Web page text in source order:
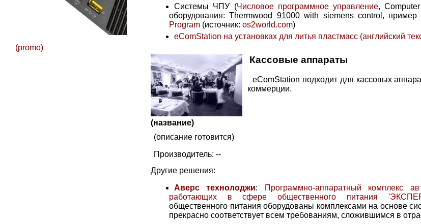
(promo)
Системы ЧПУ (Числовое программное управление,
оборудования: Thermwood 91000 with siemens control, пример
Program (источник: os2world.com)
eComStation на установках для литья пластмасс (английский
Кассовые аппараты
eComStation подходит для кассовых
коммерции.
(название)
(описание готовится)
Производитель: --
Другие решения:
Аверс технолоджи:
Программно-аппаратный комплекс
работающих в сфере общественного питания
общественного питания оборудованы комплексами на основе
прекрасно соответствует всем требованиям, сложившимся в